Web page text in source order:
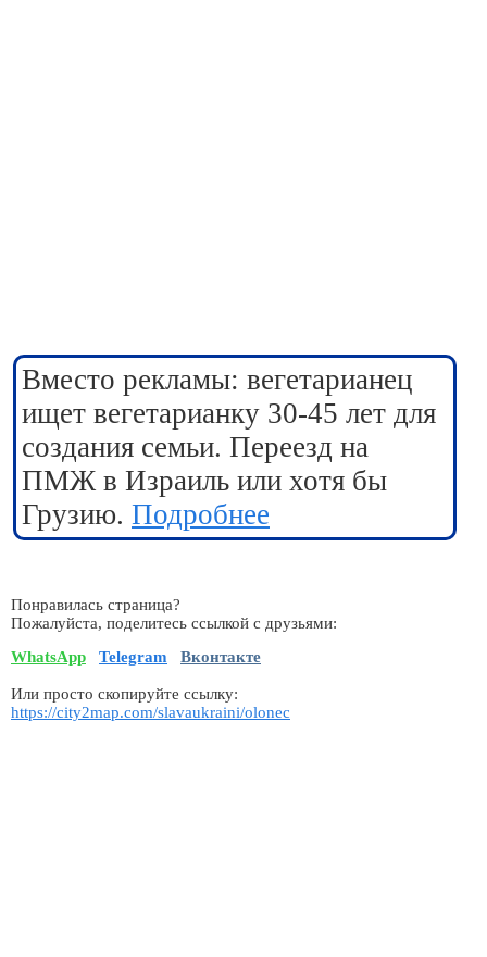
Вместо рекламы: вегетарианец
ищет вегетарианку 30-45 лет для
создания семьи. Переезд на
ПМЖ в Израиль или хотя бы
Грузию. Подробнее
Понравилась страница?
Пожалуйста, поделитесь ссылкой с друзьями:
WhatsApp
Telegram Вконтакте
Или просто скопируйте ссылку:
https://city2map.com/slavaukraini/olonec